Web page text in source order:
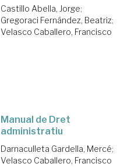
Castillo Abella, Jorge;
Gregoraci Fernández, Beatriz;
Velasco Caballero, Francisco
Manual de Dret
administratiu
Darnaculleta Gardella, Mercé;
Velasco Caballero, Francisco